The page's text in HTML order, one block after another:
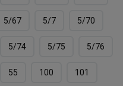
5/67 5/7 5/70
5/74 5/75 5/76
55 100 101